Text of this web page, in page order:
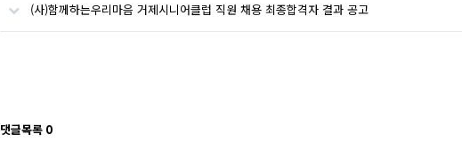
(사)함께하는우리마음 거제시니어클럽 직원 채용 최종합격자 결과 공고
댓글목록 0